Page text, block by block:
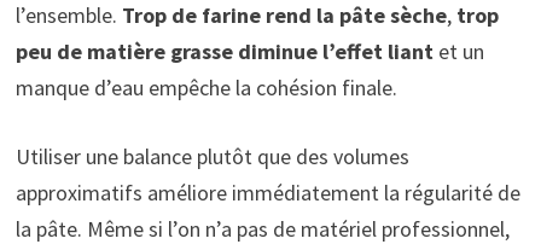
l’ensemble. Trop de farine rend la pâte sèche, trop
peu de matière grasse diminue l’effet liantet un
manque d’eau empêche la cohésion finale.
Utiliser une balance plutôt que des volumes
approximatifs améliore immédiatement la régularité de
la pâte. Même si l’on n’a pas de matériel professionnel,